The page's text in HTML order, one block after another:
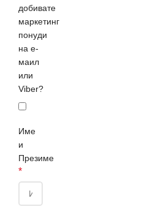
добивате
маркетинг
понуди
на е-
маил
или
Viber?
Име
и
Презиме
*